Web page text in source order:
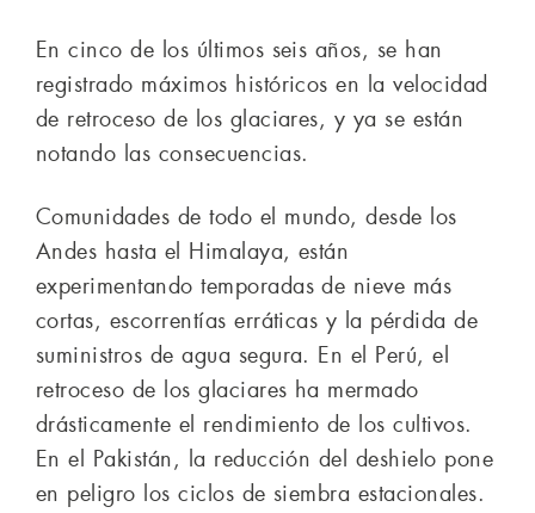
En cinco de los últimos seis años, se han
registrado máximos históricos en la velocidad
de retroceso de los glaciares, y ya se están
notando las consecuencias.
Comunidades de todo el mundo, desde los
Andes hasta el Himalaya, están
experimentando temporadas de nieve más
cortas, escorrentías erráticas y la pérdida de
suministros de agua segura. En el Perú, el
retroceso de los glaciares ha mermado
drásticamente el rendimiento de los cultivos.
En el Pakistán, la reducción del deshielo pone
en peligro los ciclos de siembra estacionales.